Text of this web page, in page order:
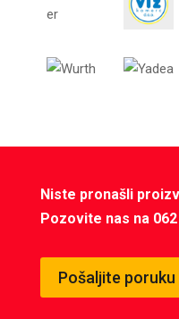
Niste pronašli
Pozovite nas na
Pošaljite poruku